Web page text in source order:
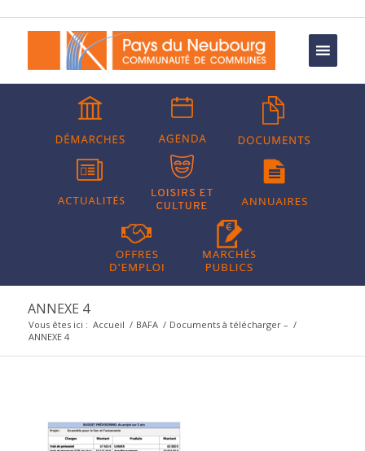
ANNEXE 4
Vous êtes ici : Accueil / BAFA / Documents à télécharger – /
ANNEXE 4